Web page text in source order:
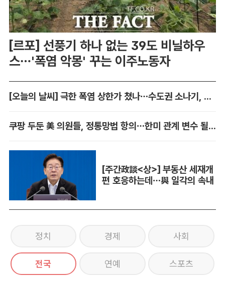
[르포] 선풍기 하나 없는 39도 비닐하우
스…'폭염 악몽' 꾸는 이주노동자
[오늘의 날씨] 극한 폭염 상한가 쳤나…수도권 소나기, 동해안에 폭우
쿠팡 두둔 美 의원들, 정통망법 항의…한미 관계 변수 될까
[주간政談<상>] 부동산 세재개
편 호응하는데…與 일각의 속내
정치 경제 사회
전국 연예 스포츠